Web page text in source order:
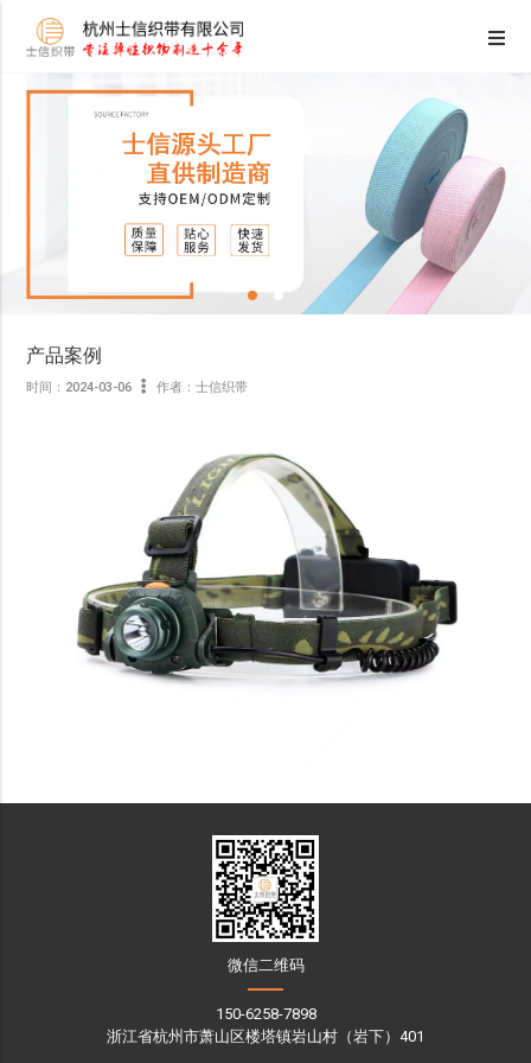
产品案例
时间：2024-03-06 作者：士信织带
微信二维码
150-6258-7898
浙江省杭州市萧山区楼塔镇岩山村（岩下）401